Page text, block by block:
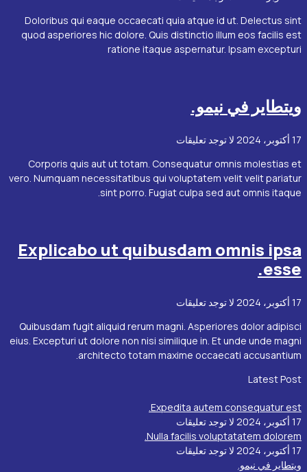
Doloribus qui eaque occaecati quia atque id ut. Delectus sint
quod asperiores hic dolore. Quis distinctio illum eos facilis est
ratione itaque aspernatur. Ipsam excepturi
ويتطاير في نيمو.
17 أكتوبر، 2024
لا توجد تعليقات
Corporis quis aut ut totam. Consequatur omnis molestias et
vero. Numquam necessitatibus qui voluptatem velit velit pariatur
sint porro. Fugiat culpa sed aut omnis itaque.
Explicabo ut quibusdam omnis ipsa
esse.
17 أكتوبر، 2024
لا توجد تعليقات
Quibusdam fugit aliquid rerum magni. Asperiores dolor adipisci
eius. Excepturi ut dolore non nisi similique in. Et unde unde magni
architecto totam maxime occaecati accusantium.
Latest Post
Expedita autem consequatur est.
17 أكتوبر، 2024
لا توجد تعليقات
Nulla facilis voluptatatem dolorem.
17 أكتوبر، 2024
لا توجد تعليقات
ويتطاير في نيمو.